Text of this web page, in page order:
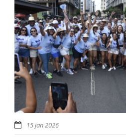
15 jan 2026